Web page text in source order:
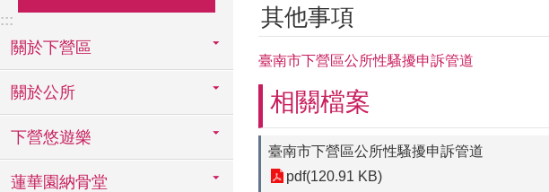
:::
關於下營區
關於公所
下營悠遊樂
蓮華園納骨堂
其他事項
臺南市下營區公所性騷擾申訴管道
相關檔案
臺南市下營區公所性騷擾申訴管道
pdf(120.91 KB)